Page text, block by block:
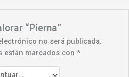
“Pierna”
no será publicada.
están marcados con*